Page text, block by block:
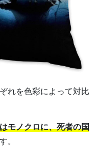
れを色彩によって対比
モノクロに、死者の国
。